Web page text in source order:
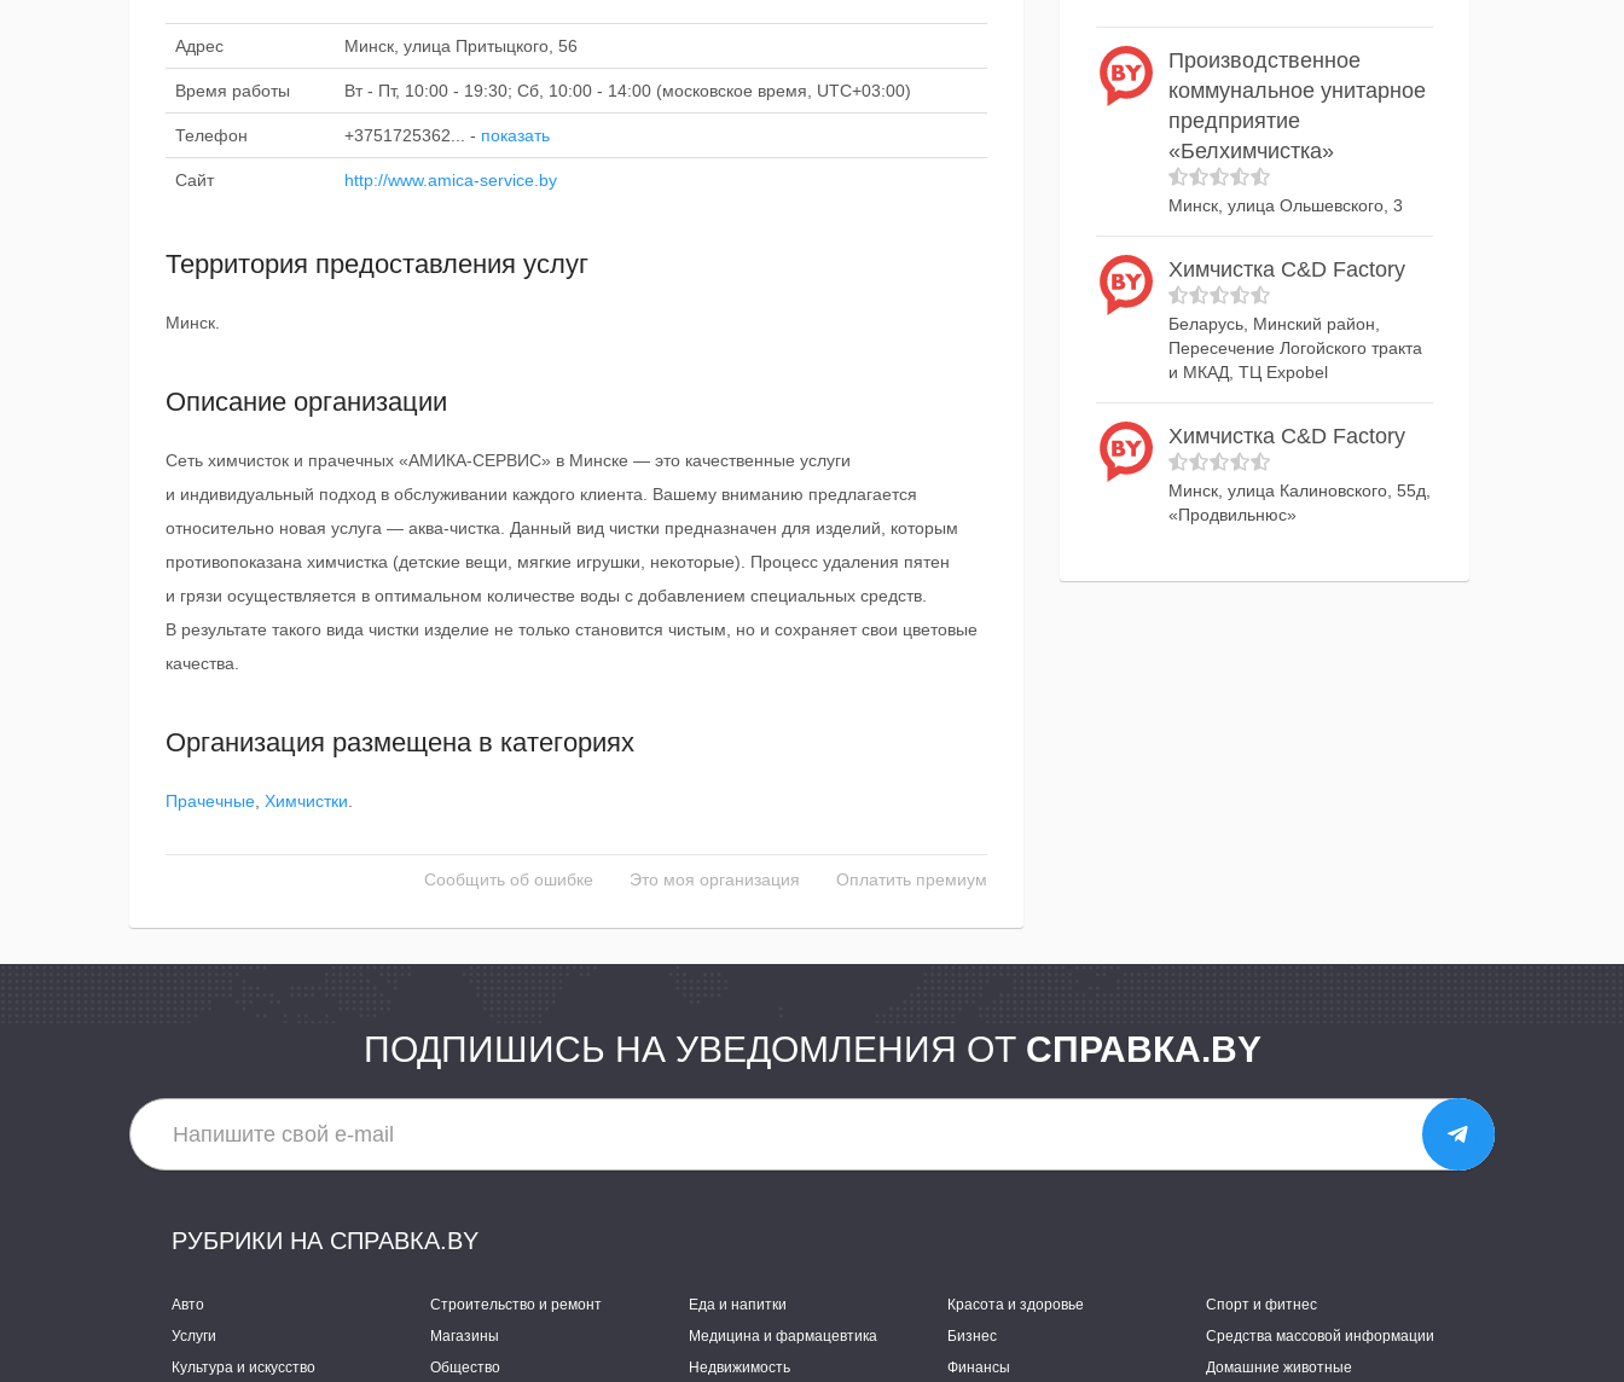
Адрес Минск, улица Притыцкого, 56
Время работы Вт - Пт, 10:00 - 19:30; Сб, 10:00 - 14:00 (московское время, UTC+03:00)
Телефон +3751725362... - показать
Сайт http://www.amica-service.by
Территория предоставления услуг
Минск.
Описание организации
Сеть химчисток и прачечных «АМИКА-СЕРВИС» в Минске — это качественные услуги
и индивидуальный подход в обслуживании каждого клиента. Вашему вниманию предлагается
относительно новая услуга — аква-чистка. Данный вид чистки предназначен для изделий, которым
противопоказана химчистка (детские вещи, мягкие игрушки, некоторые). Процесс удаления пятен
и грязи осуществляется в оптимальном количестве воды с добавлением специальных средств.
В результате такого вида чистки изделие не только становится чистым, но и сохраняет свои цветовые
качества.
Организация размещена в категориях
Прачечные Химчистки
Сообщить об ошибке Это моя организация Оплатить премиум
Производственное
коммунальное унитарное
предприятие
«Белхимчистка»
Минск, улица Ольшевского, 3
Химчистка C&D Factory
Беларусь, Минский район,
Пересечение Логойского тракта
и МКАД, ТЦ Expobel
Химчистка C&D Factory
Минск, улица Калиновского, 55д,
«Продвильнюс»
ПОДПИШИСЬ НА УВЕДОМЛЕНИЯ ОТ СПРАВКА.BY
РУБРИКИ НА СПРАВКА.BY
Авто Строительство и ремонт Еда и напитки Красота и здоровье
Спорт и фитнес
Услуги
Магазины Медицина и фармацевтика Бизнес
Средства массовой информации
Культура и искусство
Общество Недвижимость Финансы Домашние животные